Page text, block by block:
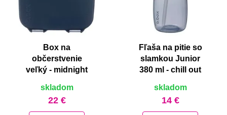
Box na
občerstvenie
veľký - midnight
skladom
22 €
Fľaša na pitie so
slamkou Junior
380 ml - chill out
skladom
14 €